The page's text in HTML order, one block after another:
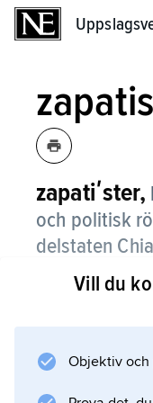
zapatiʹster,
och politisk
delstaten
efter
befrielsearmén
Vill du
Objektiv och